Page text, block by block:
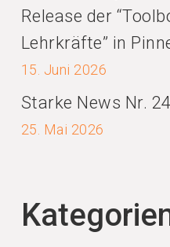
Release der
Lehrkräfte” in
15. Juni 2026
Starke News Nr.
25. Mai 2026